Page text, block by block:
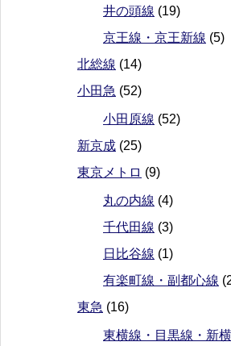
井の頭線 (19)
京王線・京王新線 (5)
北総線 (14)
小田急 (52)
小田原線 (52)
新京成 (25)
東京メトロ (9)
丸の内線 (4)
千代田線 (3)
日比谷線 (1)
有楽町線・副都心線
東急 (16)
東横線・目黒線・新